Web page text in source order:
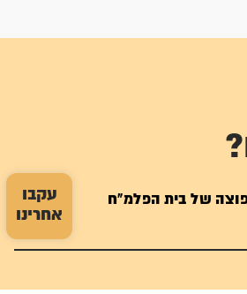
עקבו
אחרינו
של בית הפלמ"ח